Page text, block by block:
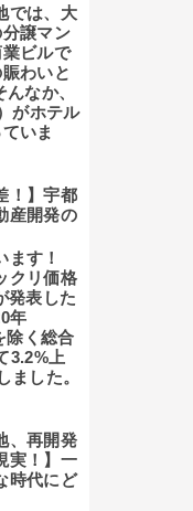
では、大
譲マン
ビルで
わいと
なか、
がホテル
いま
！】宇都
産開発の
ます！
クリ価格
発表した
年
除く総合
3.2%上
ました。
、再開発
実！】一
時代にど